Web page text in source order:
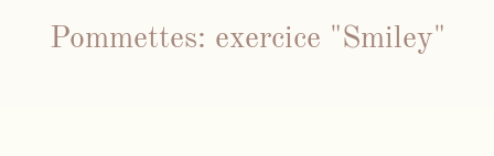
Pommettes: exercice "Smiley"